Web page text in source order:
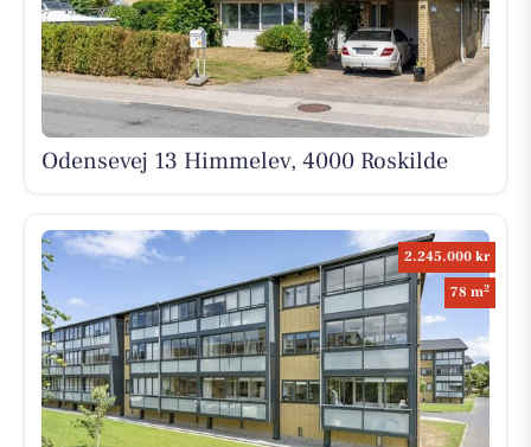
Odensevej 13 Himmelev, 4000 Roskilde
2.245.000 kr
78 m2